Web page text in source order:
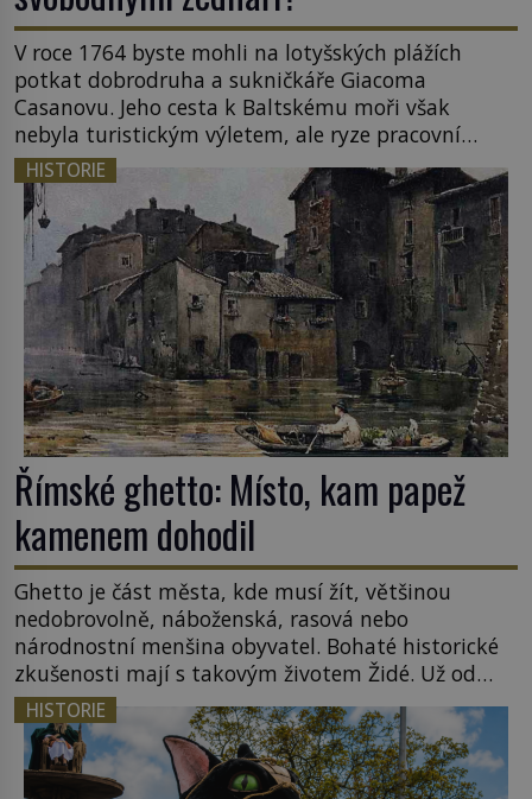
V roce 1764 byste mohli na lotyšských plážích
potkat dobrodruha a sukničkáře Giacoma
Casanovu. Jeho cesta k Baltskému moři však
nebyla turistickým výletem, ale ryze pracovní
cestou se zištnými úmysly. Jaký cíl Casanova
sledoval, když se například procházel uličkami
lotyšské Rigy? Casanova v Pobaltí kontaktoval
tamní zednářské lóže. Nebyl v této oblasti žádným
nováčkem, protože do zednářské […]
HISTORIE
Římské ghetto: Místo, kam papež
kamenem dohodil
Ghetto je část města, kde musí žít, většinou
nedobrovolně, náboženská, rasová nebo
národnostní menšina obyvatel. Bohaté historické
zkušenosti mají s takovým životem Židé. Už od
středověku jsou totiž v každou chvíli nuceni v
nějakém žít. Mezi ty nejslavnější patří i římské
ghetto založené v roce 1555. Pokud jde o vztah
k Židům, nemá se Řím čím chlubit. […]
HISTORIE